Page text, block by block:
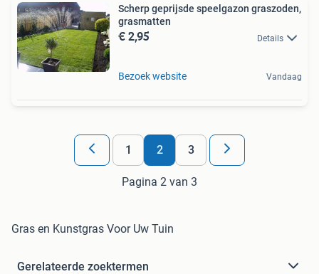
Scherp geprijsde speelgazon graszoden,
grasmatten
€ 2,95 Details
Bezoek website Vandaag
1 2 3
Pagina 2 van 3
Gras en Kunstgras Voor Uw Tuin
Gerelateerde zoektermen